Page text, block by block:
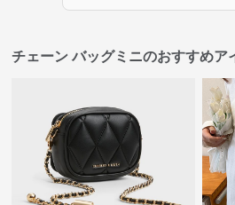
チェーン バッグミニのおすすめア